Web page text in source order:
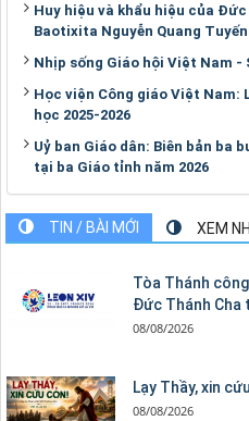
Huy hiệu và khẩu hiệu của
Baotixita Nguyễn Quang Tuyến
Nhịp sống Giáo hội Việt Nam -
Học viện Công giáo Việt Nam:
học 2025-2026
Uỷ ban Giáo dân: Biên bản ba
tại ba Giáo tỉnh năm 2026
TIN / BÀI MỚI XEM
Tòa Thánh
Đức Thánh Cha
08/08/2026
Lạy Thầy, xin
08/08/2026